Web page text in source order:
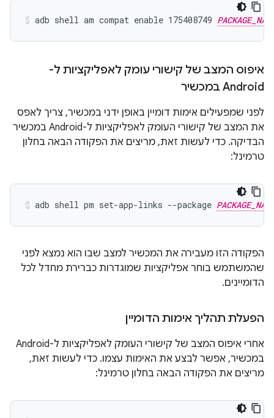
adb shell am compat enable 175408749
איפוס המצב של קישורי עומק לאפליקציות ל-
Android במכשיר
לפני שמפעילים אימות דומיין באופן ידני במכשיר, צריך לאפס
את המצב של קישורי העומק לאפליקציות ל-Android במכשיר
הבדיקה. כדי לעשות זאת, מריצים את הפקודה הבאה בחלון
טרמינל:
adb shell pm set-app-links --package
הפקודה הזו מעבירה את המכשיר למצב שבו הוא נמצא לפני
שהמשתמש בוחר אפליקציות שמוגדרות כברירת מחדל לכל
הדומיינים.
הפעלת תהליך אימות הדומיין
אחרי איפוס המצב של קישורי העומק לאפליקציות ל-Android
במכשיר, אפשר לבצע את האימות עצמו. כדי לעשות זאת,
מריצים את הפקודה הבאה בחלון טרמינל: